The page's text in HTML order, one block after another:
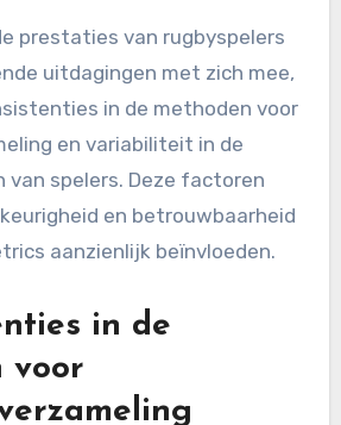
uitdagingen
van de
van